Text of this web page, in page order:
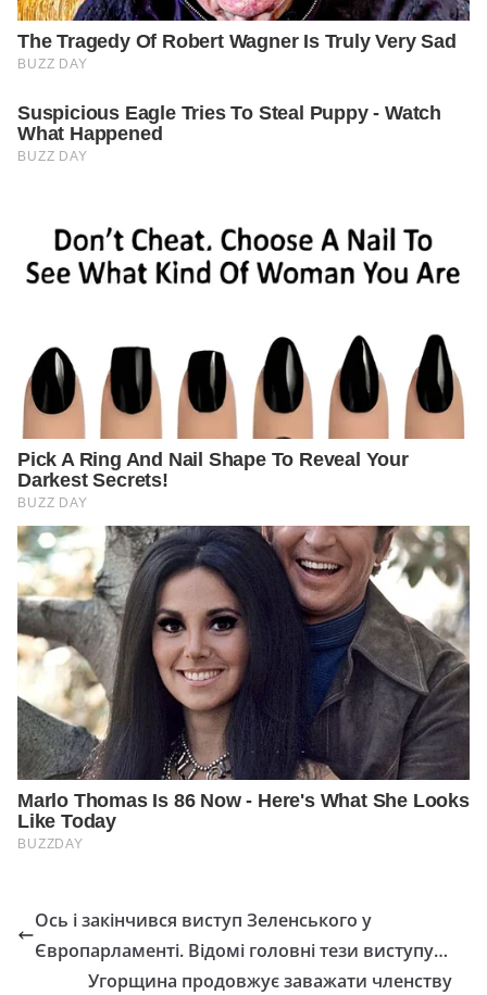
Ось і закінчився виступ Зеленського у
Європарламенті. Відомі головні тези виступу…
Угорщина продовжує заважати членству